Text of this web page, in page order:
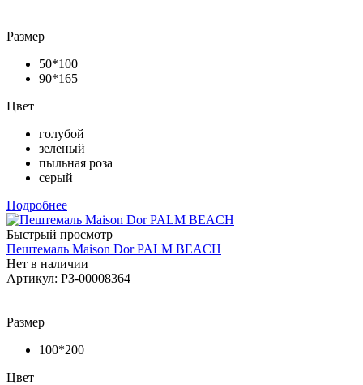
Размер
50*100
90*165
Цвет
голубой
зеленый
пыльная роза
серый
Подробнее
Быстрый просмотр
Пештемаль Maison Dor PALM BEACH
Нет в наличии
Артикул: РЗ-00008364
Размер
100*200
Цвет